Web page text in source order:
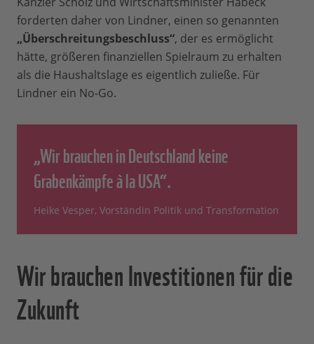
forderten daher von Lindner, einen so genannten
„Überschreitungsbeschluss“, der es ermöglicht
hätte, größeren finanziellen Spielraum zu erhalten
als die Haushaltslage es eigentlich zuließe. Für
Lindner ein No-Go.
„Wir brauchen in Deutschland keine
Grabenkämpfe à la USA“.
Heike Vesper, Vorständin Politik und Transformation
Wir brauchen Investitionen für die
Zukunft